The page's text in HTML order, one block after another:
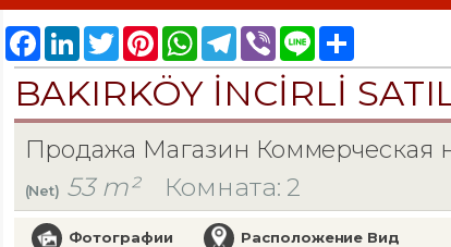
Facebook
LinkedInTwitterPinterestWhatsAppTelegram
Viber Line Share
BAKIRKÖY İNCİRLİ
Продажа Магазин Коммерческая
(Net) 53 m² Комната: 2
Фотографии Расположение Вид